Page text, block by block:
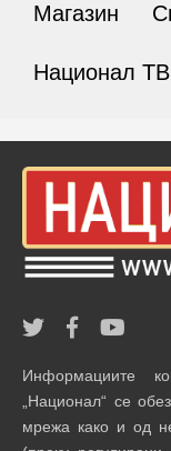
Магазин
Национал ТВ
Информациите
„Национал“ се
мрежа како и од